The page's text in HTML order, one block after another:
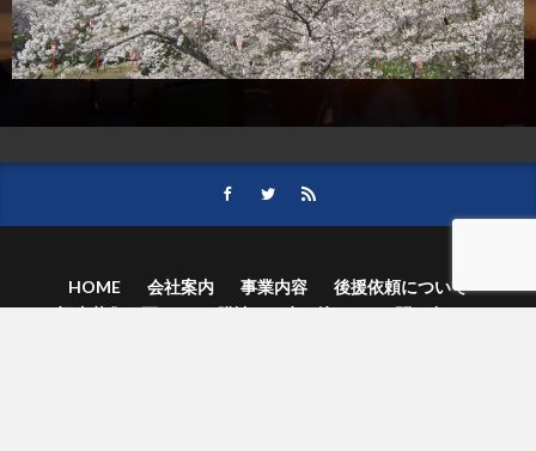
HOME 会社案内 事業内容
後援依頼について
記事募集の要項
ご購読のお申し込み
お問い合わせ